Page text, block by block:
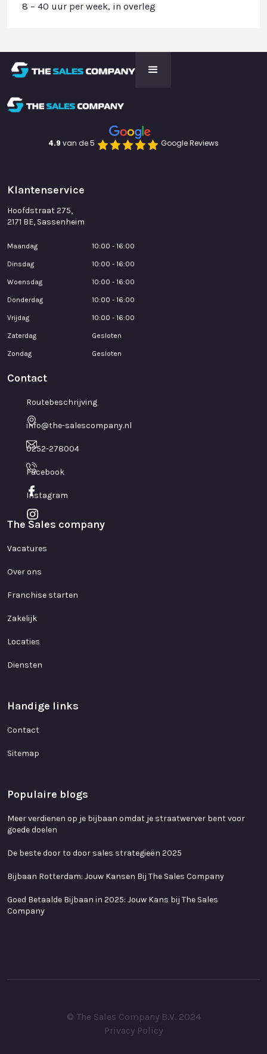
8 – 40 uur per week, in overleg
4.9 van de 5 Google Reviews
Klantenservice
Hoofdstraat 275,
2171 BE, Sassenheim
Maandag 10:00 - 16:00
Dinsdag 10:00 - 16:00
Woensdag 10:00 - 16:00
Donderdag 10:00 - 16:00
Vrijdag 10:00 - 16:00
Zaterdag Gesloten
Zondag Gesloten
Contact
Routebeschrijving
info@the-salescompany.nl
0252-278004
Facebook
Instagram
The Sales company
Vacatures
Over ons
Franchise starten
Zakelijk
Locaties
Diensten
Handige links
Contact
Sitemap
Populaire blogs
Meer verdienen op je bijbaan omdat je straatwerver bent voor
goede doelen
De beste door to door sales strategieën 2025
Bijbaan Rotterdam: Jouw Kansen Bij The Sales Company
Goed Betaalde Bijbaan in 2025: Jouw Kans bij The Sales
Company
© The Sales Company B.V. 2024
Privacy Policy